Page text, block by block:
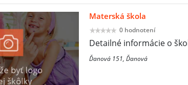
Materská škola
0 hodnotení
Detailné informácie o
Ďanová 151, Ďanová